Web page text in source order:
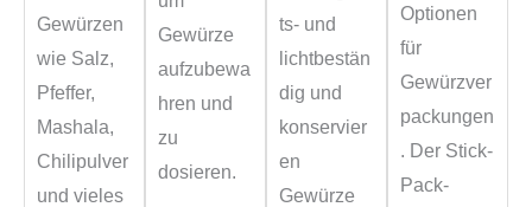
Gewürzen
wie Salz,
Pfeffer,
Mashala,
Chilipulver
und vieles
Gewürze
aufzubewa
hren und
zu
dosieren.
ts- und
lichtbestän
dig und
konservier
en
Gewürze
Optionen
für
Gewürzver
packungen
. Der Stick-
Pack-